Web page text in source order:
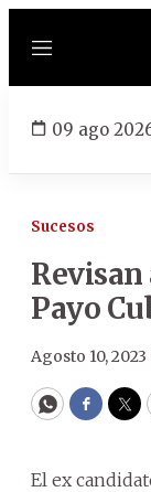
Menú
09 ago
Sucesos
Revisan
Payo
Agosto 10, 2023
WhatsApp
El ex